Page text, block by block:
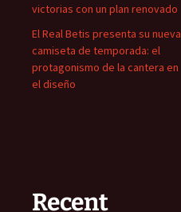
victorias con un plan renovado
El Real Betis presenta su nueva
camiseta de temporada: el
protagonismo de la cantera en
el diseño
Recent